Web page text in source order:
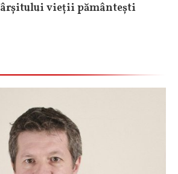
vieții pământești